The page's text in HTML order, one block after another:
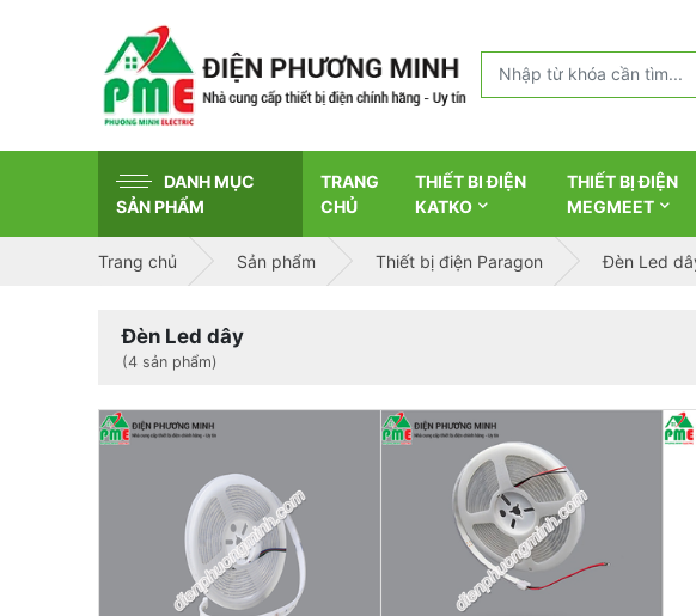
DANH MỤC
SẢN PHẨM
TRANG
CHỦ
THIẾT BI ĐIỆN
KATKO
THIẾT BỊ ĐIỆN
MEGMEET
Trang chủ Sản phẩm Thiết bị điện Paragon Đèn Led
Đèn Led dây
(4 sản phẩm)